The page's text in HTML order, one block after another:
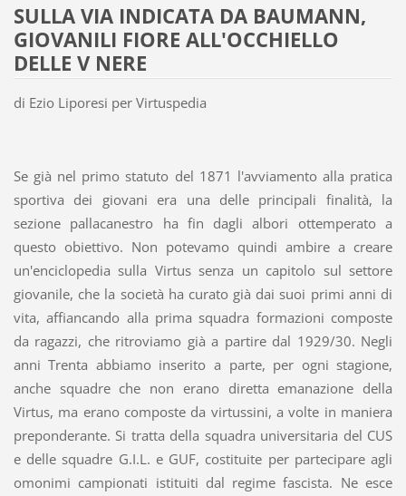
SULLA VIA INDICATA DA BAUMANN,
GIOVANILI FIORE ALL'OCCHIELLO
DELLE V NERE
di Ezio Liporesi per Virtuspedia
Se già nel primo statuto del 1871 l'avviamento alla pratica
sportiva dei giovani era una delle principali finalità, la
sezione pallacanestro ha fin dagli albori ottemperato a
questo obiettivo. Non potevamo quindi ambire a creare
un'enciclopedia sulla Virtus senza un capitolo sul settore
giovanile, che la società ha curato già dai suoi primi anni di
vita, affiancando alla prima squadra formazioni composte
da ragazzi, che ritroviamo già a partire dal 1929/30. Negli
anni Trenta abbiamo inserito a parte, per ogni stagione,
anche squadre che non erano diretta emanazione della
Virtus, ma erano composte da virtussini, a volte in maniera
preponderante. Si tratta della squadra universitaria del CUS
e delle squadre G.I.L. e GUF, costituite per partecipare agli
omonimi campionati istituiti dal regime fascista. Ne esce